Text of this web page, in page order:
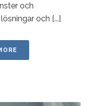
och
och [...]